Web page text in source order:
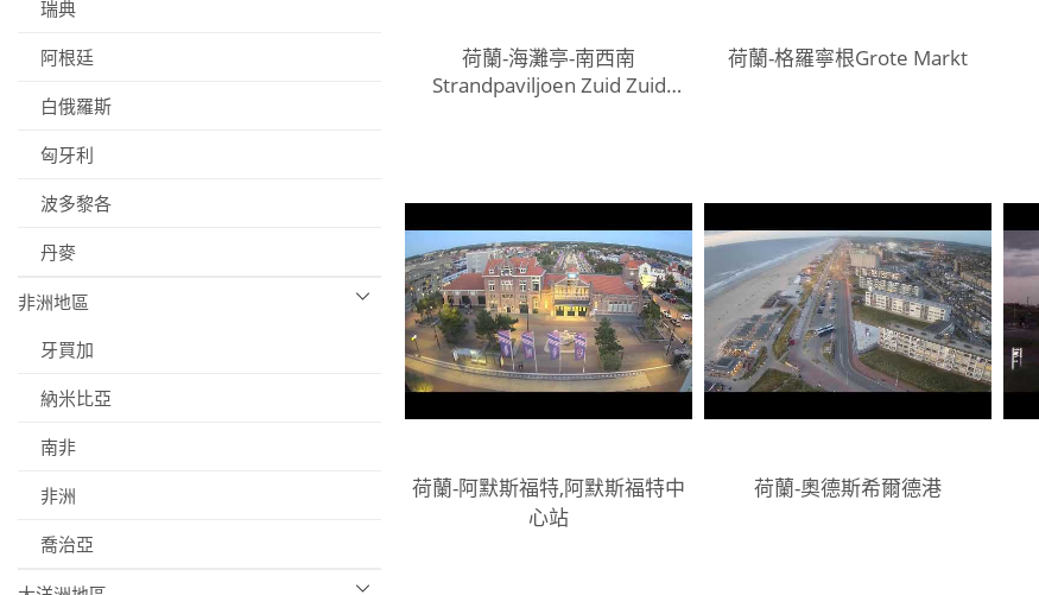
荷蘭-海灘亭-南西南
Strandpaviljoen Zuid Zuid
荷蘭-格羅寧根Grote Markt
荷蘭-阿默斯福特,阿默斯福特中
心站
荷蘭-奧德斯希爾德港
瑞典
阿根廷
白俄羅斯
匈牙利
波多黎各
丹麥
非洲地區
牙買加
納米比亞
南非
非洲
喬治亞